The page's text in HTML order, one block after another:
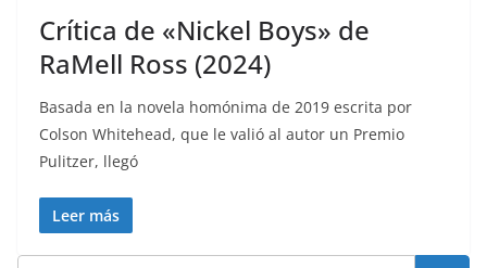
Crítica de «Nickel Boys» de
RaMell Ross (2024)
Basada en la novela homónima de 2019 escrita por
Colson Whitehead, que le valió al autor un Premio
Pulitzer, llegó
Leer más